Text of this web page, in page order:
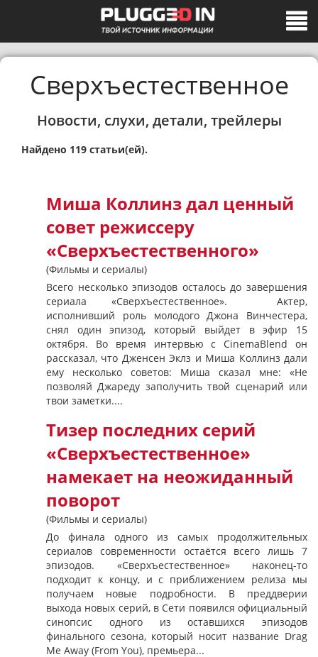
Сверхъестественное
Новости, слухи, детали, трейлеры
Найдено 119 статьи(ей).
Миша Коллинз дал ценный
совет режиссеру
«Сверхъестественного»
(Фильмы и сериалы)
Всего несколько эпизодов осталось до завершения
сериала «Сверхъестественное». Актер,
исполнивший роль молодого Джона Винчестера,
снял один эпизод, который выйдет в эфир 15
октября. Во время интервью с CinemaBlend он
рассказал, что Дженсен Эклз и Миша Коллинз дали
ему несколько советов: Миша сказал мне: «Не
позволяй Джареду заполучить твой сценарий или
твои заметки....
Тизер последних серий
«Сверхъестественное»
намекает на неожиданный
поворот
(Фильмы и сериалы)
До финала одного из самых продолжительных
сериалов современности остаётся всего лишь 7
эпизодов. «Сверхъестественное» наконец-то
подходит к концу, и с приближением релиза мы
получаем новые подробности. В преддверии
выхода новых серий, в Сети появился официальный
синопсис одного из оставшихся эпизодов
финального сезона, который носит название Drag
Me Away (From You), премьера...